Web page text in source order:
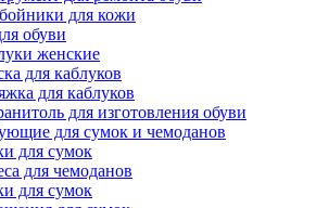
для кожи
обуви
женские
для каблуков
для каблуков
для изготовления обуви
для сумок и чемоданов
для сумок
для чемоданов
для сумок